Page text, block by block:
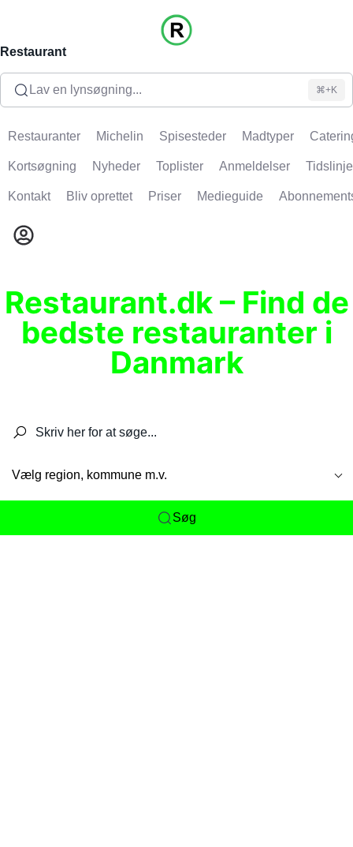
Restaurant
Lav en lynsøgning... ⌘+K
Restauranter Michelin Spisesteder Madtyper
Kortsøgning Nyheder Toplister Anmeldelser Tidslinje
Kontakt Bliv oprettet Priser Medieguide
Restaurant.dk – Find de
bedste restauranter i
Danmark
Vælg region, kommune m.v.
Søg